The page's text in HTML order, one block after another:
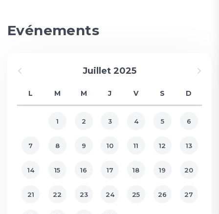
Evénements
Juillet 2025
L M M J V S D
1 2 3 4 5 6
7 8 9 10 11 12 13
14 15 16 17 18 19 20
21 22 23 24 25 26 27